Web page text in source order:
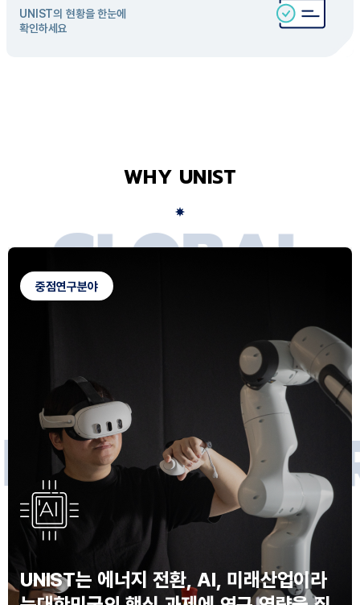
UNIST의 현황을 한눈에
확인하세요
WHY UNIST
GLOBAL
CA S
R
FU TU RE
NNOVATO
S
중점연구분야
UNIST는 에너지 전환, AI, 미래산업이라